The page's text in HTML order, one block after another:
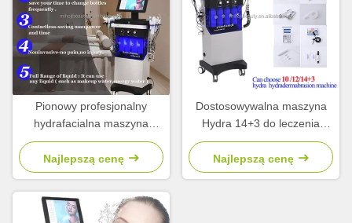
Pionowy profesjonalny
hydrafacialna maszyna
głębokie czyszczenie 14 + 3
hydratacja maszyna twarzy
Najlepszą cenę
Dostosowywalna maszyna
Hydra 14+3 do leczenia
trądziku
Najlepszą cenę